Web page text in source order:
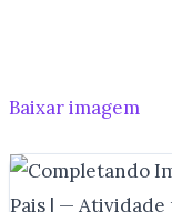
Baixar imagem